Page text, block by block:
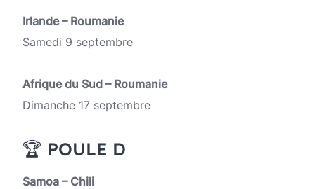
Irlande – Roumanie
Samedi 9 septembre
Afrique du Sud – Roumanie
Dimanche 17 septembre
🏆 POULE D
Samoa – Chili